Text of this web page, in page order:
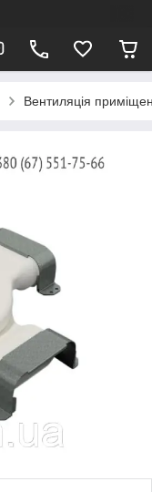
Вентиляція